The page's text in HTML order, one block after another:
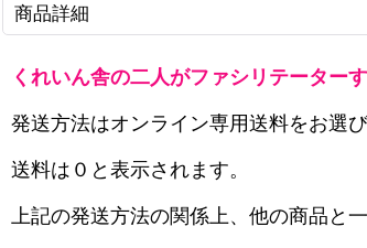
商品詳細
くれいん舎の二人がファシリテーター
発送方法はオンライン専用送料をお選
送料は０と表示されます。
上記の発送方法の関係上、他の商品と